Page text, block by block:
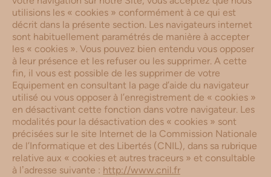
utilisions les « cookies » conformément à ce qui est
décrit dans la présente section. Les navigateurs internet
sont habituellement paramétrés de manière à accepter
les « cookies ». Vous pouvez bien entendu vous opposer
à leur présence et les refuser ou les supprimer. A cette
fin, il vous est possible de les supprimer de votre
Equipement en consultant la page d’aide du navigateur
utilisé ou vous opposer à l’enregistrement de « cookies »
en désactivant cette fonction dans votre navigateur. Les
modalités pour la désactivation des « cookies » sont
précisées sur le site Internet de la Commission Nationale
de l’Informatique et des Libertés (CNIL), dans sa rubrique
relative aux « cookies et autres traceurs » et consultable
à lʼadresse suivante : http://www.cnil.fr